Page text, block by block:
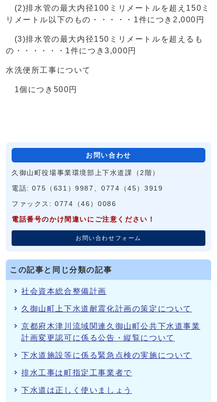
(2)排水管の最大内径100ミリメートルを超え150ミ
リメートル以下のもの・・・・・1件につき2,000円
(3)排水管の最大内径150ミリメートルを超えるも
の・・・・・・1件につき3,000円
水洗便所工事について
1個につき500円
お問い合わせ
久御山町役場事業環境部上下水道課（2階）
電話: 075（631）9987、0774（45）3919
ファックス: 0774（46）0086
電話番号のかけ間違いにご注意ください！
お問い合わせフォーム
この記事と同じ分類の記事
社会資本総合整備計画
久御山町上下水道耐震化計画の策定について
京都府木津川流域関連久御山町公共下水道事業
計画変更認可に係る公告・縦覧について
下水道施設等に係る緊急点検の実施について
排水工事は町指定工事業者で
下水道は正しく使いましょう